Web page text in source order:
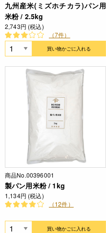
九州産米(ミズホチカラ)パン用
米粉 / 2.5kg
2,743円 (税込)
（7件）
買い物かごに入れる
商品No.00396001
製パン用米粉 / 1kg
1,134円 (税込)
（12件）
買い物かごに入れる